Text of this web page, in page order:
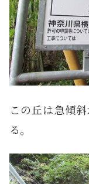
この丘は急傾
る。